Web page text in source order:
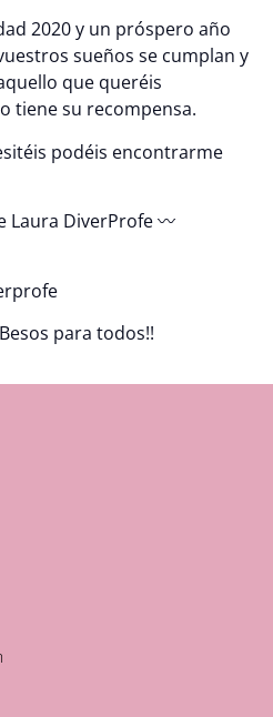
2020 y un próspero año
sueños se cumplan y
que queréis
tiene su recompensa.
podéis encontrarme
Laura DiverProfe 〰
para todos!!